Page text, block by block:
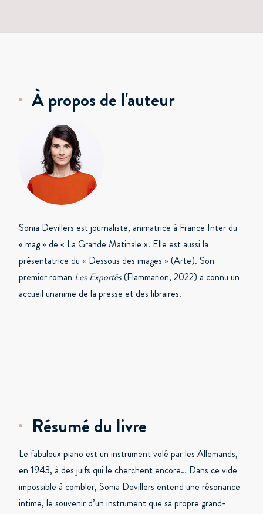
À propos de l'auteur
Sonia Devillers est journaliste, animatrice à France Inter du
« mag » de « La Grande Matinale ». Elle est aussi la
présentatrice du « Dessous des images » (Arte). Son
premier roman Les Exportés(Flammarion, 2022) a connu un
accueil unanime de la presse et des libraires.
Résumé du livre
Le fabuleux piano est un instrument volé par les Allemands,
en 1943, à des juifs qui le cherchent encore… Dans ce vide
impossible à combler, Sonia Devillers entend une résonance
intime, le souvenir d’un instrument que sa propre grand-